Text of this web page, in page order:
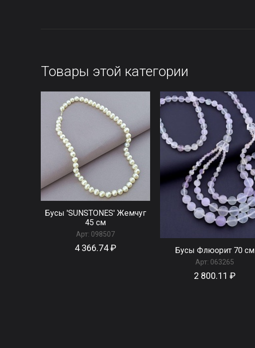
Товары этой категории
Бусы 'SUNSTONES' Жемчуг
45 см
Арт: 098507
4 366.74 ₽ Бусы Флюорит 70 см
Арт: 063265
2 800.11 ₽